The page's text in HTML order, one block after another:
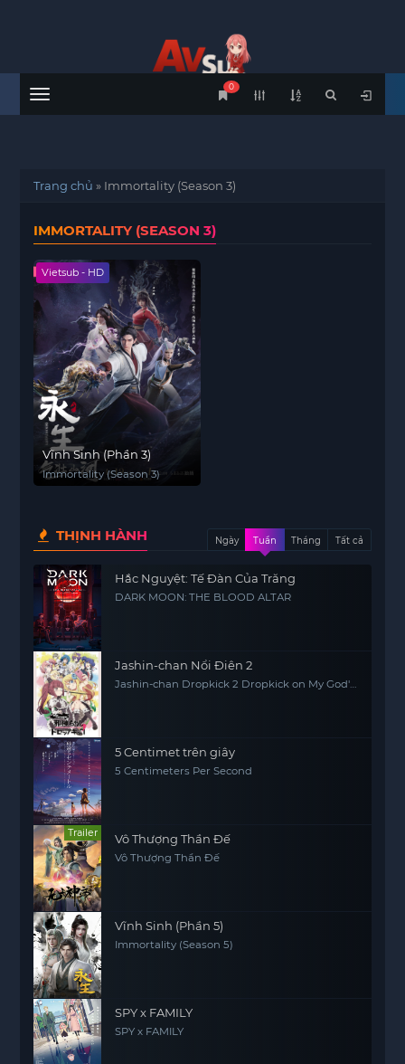
Menu
0
Trang chủ » Immortality (Season 3)
IMMORTALITY (SEASON 3)
Vietsub - HD
Vĩnh Sinh (Phần 3)
Immortality (Season 3)
THỊNH HÀNH Ngày Tuần Tháng Tất cả
Hắc Nguyệt: Tế Đàn Của Trăng
DARK MOON: THE BLOOD ALTAR
Jashin-chan Nổi Điên 2
Jashin-chan Dropkick 2 Dropkick on My God'
5 Centimet trên giây
5 Centimeters Per Second
Trailer Vô Thượng Thần Đế
Vô Thượng Thần Đế
Vĩnh Sinh (Phần 5)
Immortality (Season 5)
SPY x FAMILY
SPY x FAMILY